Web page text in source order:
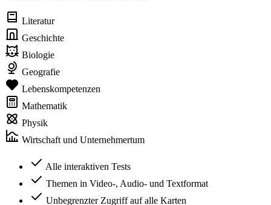
Literatur
Geschichte
Biologie
Geografie
Lebenskompetenzen
Mathematik
Physik
Wirtschaft und Unternehmertum
Alle interaktiven Tests
Themen in Video-, Audio- und Textformat
Unbegrenzter Zugriff auf alle Karten